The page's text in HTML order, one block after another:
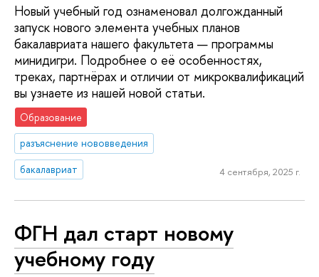
Новый учебный год ознаменовал долгожданный
запуск нового элемента учебных планов
бакалавриата нашего факультета — программы
минидигри. Подробнее о её особенностях,
треках, партнёрах и отличии от микроквалификаций
вы узнаете из нашей новой статьи.
Образование
разъяснение нововведения
бакалавриат
4 сентября, 2025 г.
ФГН дал старт новому
учебному году